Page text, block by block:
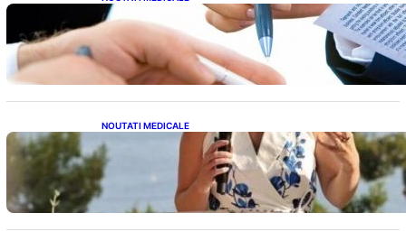
Acordul României cu Banca Mondială: O
Analiză Detaliată a Împrumutului și
Condițiilor Impuse
NOUTATI MEDICALE
Nașterea prințesei Eugenie la Lisabona: O
alegere plină de semnificație pentru familia
regală britanică